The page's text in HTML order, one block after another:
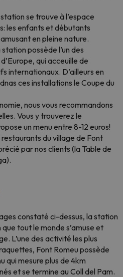
se trouve à l’espace
les enfants et débutants
en pleine nature.
possède l’un des
qui acceuille de
internationaux. D’ailleurs en
ces installations le Coupe du
nous vous recommandons
Vous y trouverez le
un menu entre 8-12 euros!
du village de Font
par nos clients (la Table de
constaté ci-dessus, la station
tout le monde s’amuse et
L’une des activité les plus
Font Romeu possède
qui mesure plus de 4km
et se termine au Coll del Pam.